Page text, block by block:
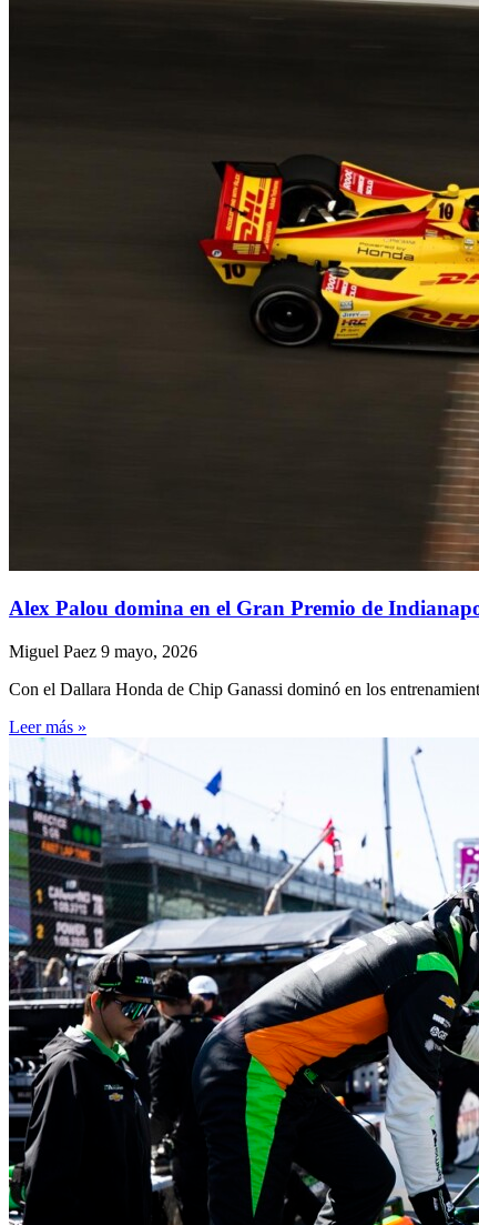
Alex Palou domina en el Gran Premio de
Miguel Paez 9 mayo, 2026
Con el Dallara Honda de Chip Ganassi dominó en los
Leer más »